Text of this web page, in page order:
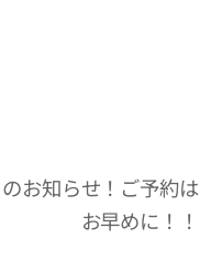
お知らせ！ご予約は
お早めに！！